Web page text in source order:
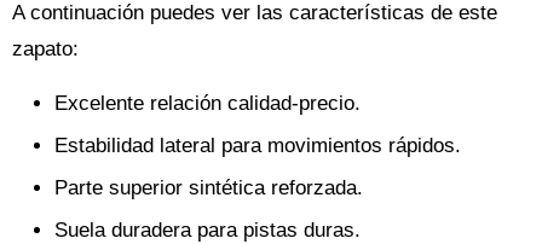
A continuación puedes ver las características de este
zapato:
Excelente relación calidad-precio.
Estabilidad lateral para movimientos rápidos.
Parte superior sintética reforzada.
Suela duradera para pistas duras.